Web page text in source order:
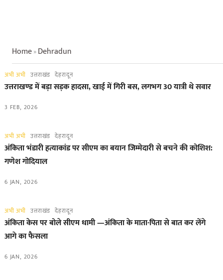
Home»Dehradun
अभी अभी उत्तराखंड देहरादून
उत्तराखण्ड में बड़ा सड़क हादसा, खाई में गिरी बस, लगभग 30 यात्री थे सवार
3 FEB, 2026
अभी अभी उत्तराखंड देहरादून
अंकिता भंडारी हत्याकांड पर सीएम का बयान जिम्मेदारी से बचने की कोशिश:
गणेश गोदियाल
6 JAN, 2026
अभी अभी उत्तराखंड देहरादून
अंकिता केस पर बोले सीएम धामी —अंकिता के माता-पिता से बात कर लेंगे
आगे का फैसला
6 JAN, 2026